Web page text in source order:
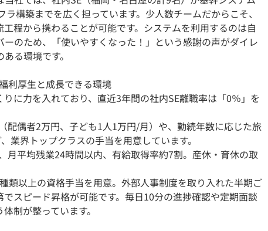
構築までを広く担っています。少人数チームだからこそ、
程から携わることが可能です。システムを利用するのは自
のため、「使いやすくなった！」という感謝の声がダイレ
る環境です。
利厚生と成長できる環境
に力を入れており、直近3年間の社内SE離職率は「0％」を
配偶者2万円、子ども1人1万円/月）や、勤続年数に応じた旅
業界トップクラスの手当を用意しています。
月平均残業24時間以内、有給取得率約7割。産休・育休の取
類以上の資格手当を用意。外部人事制度を取り入れた半期ご
スピード昇格が可能です。毎日10分の進捗確認や定期面談
制が整っています。